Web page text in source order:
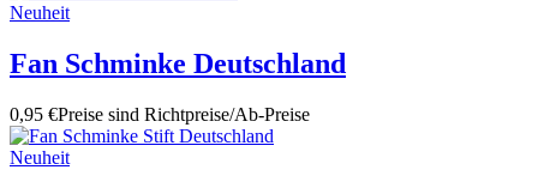
Neuheit
Fan Schminke Deutschland
0,95 €Preise sind Richtpreise/Ab-Preise
Neuheit